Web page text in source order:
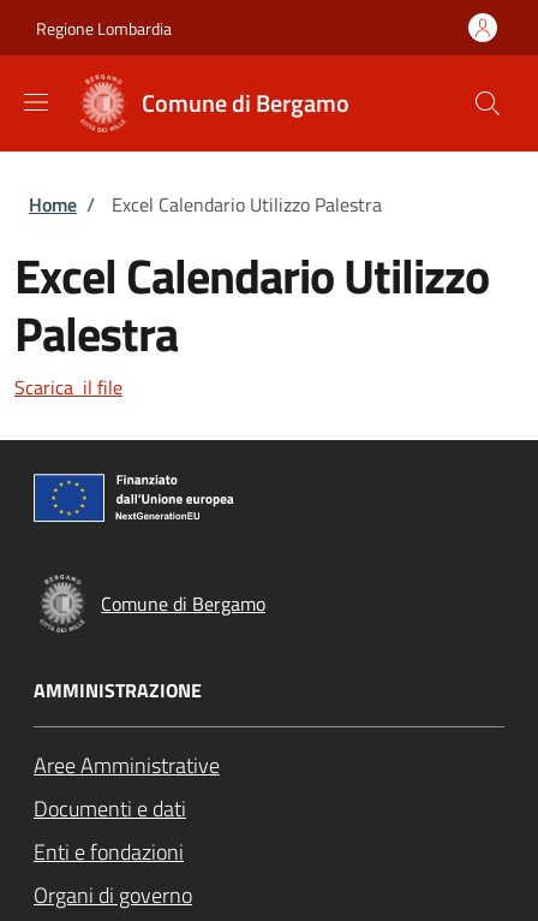
Regione Lombardia
Comune di Bergamo
Briciole di pane
Home / Excel Calendario Utilizzo Palestra
Excel Calendario Utilizzo
Palestra
Scarica il file
Comune di Bergamo
AMMINISTRAZIONE
Aree Amministrative
Documenti e dati
Enti e fondazioni
Organi di governo